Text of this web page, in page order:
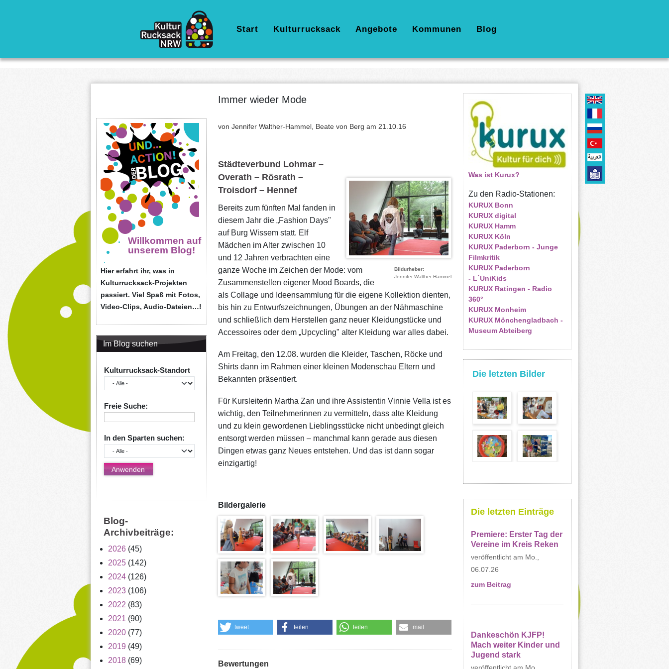
Hauptnavigation
Start Kulturrucksack Angebote Kommunen Blog
Willkommen auf
unserem Blog!
Hier erfahrt ihr, was in
Kulturrucksack-Projekten
passiert. Viel Spaß mit Fotos,
Video-Clips, Audio-Dateien…!
Im Blog suchen
Kulturrucksack-Standort
Freie Suche:
In den Sparten suchen:
Blog-
Archivbeiträge:
2026 (45)
2025 (142)
2024 (126)
2023 (106)
2022 (83)
2021 (90)
2020 (77)
2019 (49)
2018 (69)
Immer wieder Mode
von Jennifer Walther-Hammel, Beate von Berg am 21.10.16
Städteverbund Lohmar –
Overath – Rösrath –
Troisdorf – Hennef
Bildurheber
Jennifer Walther-Hammel
Bereits zum fünften Mal fanden in
diesem Jahr die „Fashion Days"
auf Burg Wissem statt. Elf
Mädchen im Alter zwischen 10
und 12 Jahren verbrachten eine
ganze Woche im Zeichen der Mode: vom
Zusammenstellen eigener Mood Boards, die
als Collage und Ideensammlung für die eigene Kollektion dienten,
bis hin zu Entwurfszeichnungen, Übungen an der Nähmaschine
und schließlich dem Herstellen ganz neuer Kleidungstücke und
Accessoires oder dem „Upcycling" alter Kleidung war alles dabei.
Am Freitag, den 12.08. wurden die Kleider, Taschen, Röcke und
Shirts dann im Rahmen einer kleinen Modenschau Eltern und
Bekannten präsentiert.
Für Kursleiterin Martha Zan und ihre Assistentin Vinnie Vella ist es
wichtig, den Teilnehmerinnen zu vermitteln, dass alte Kleidung
und zu klein gewordenen Lieblingsstücke nicht unbedingt gleich
entsorgt werden müssen – manchmal kann gerade aus diesen
Dingen etwas ganz Neues entstehen. Und das ist dann sogar
einzigartig!
Bildergalerie
tweet teilen teilen mail
Bewertungen
Was ist Kurux?
Zu den Radio-Stationen:
KURUX Bonn
KURUX digital
KURUX Hamm
KURUX Köln
KURUX Paderborn - Junge
Filmkritik
KURUX Paderborn
- L`UniKids
KURUX Ratingen - Radio
360°
KURUX Monheim
KURUX Mönchengladbach -
Museum Abteiberg
Die letzten Bilder
Die letzten Einträge
Premiere: Erster Tag der
Vereine im Kreis Reken
Mo.,
06.07.26
zum Beitrag
Dankeschön KJFP!
Mach weiter Kinder und
Jugend stark